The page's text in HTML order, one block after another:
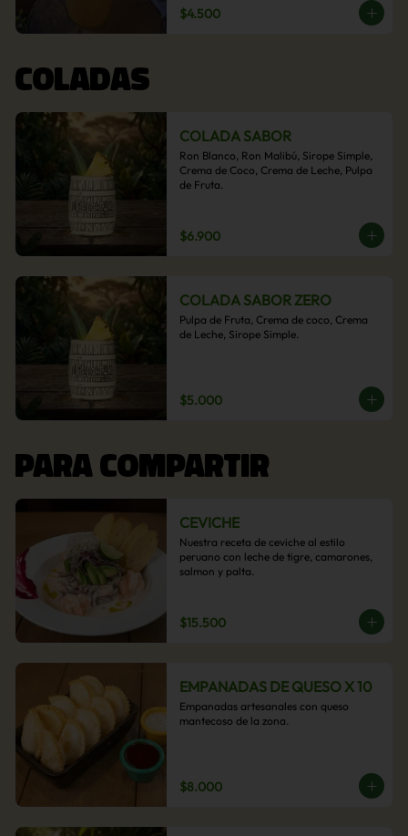
$4.500
COLADAS
COLADA SABOR
Ron Blanco, Ron Malibú, Sirope Simple,
Crema de Coco, Crema de Leche, Pulpa
de Fruta.
$6.900
COLADA SABOR ZERO
Pulpa de Fruta, Crema de coco, Crema
de Leche, Sirope Simple.
$5.000
PARA COMPARTIR
CEVICHE
Nuestra receta de ceviche al estilo
peruano con leche de tigre, camarones,
salmon y palta.
$15.500
EMPANADAS DE QUESO X 10
Empanadas artesanales con queso
mantecoso de la zona.
$8.000